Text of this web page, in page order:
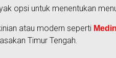
opsi untuk menentukan
atau modern seperti
Timur Tengah.